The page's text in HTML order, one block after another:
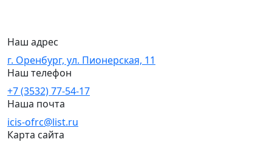
Наш адрес
г. Оренбург, ул. Пионерская, 11
Наш телефон
+7 (3532) 77-54-17
Наша почта
icis-ofrc@list.ru
Карта сайта